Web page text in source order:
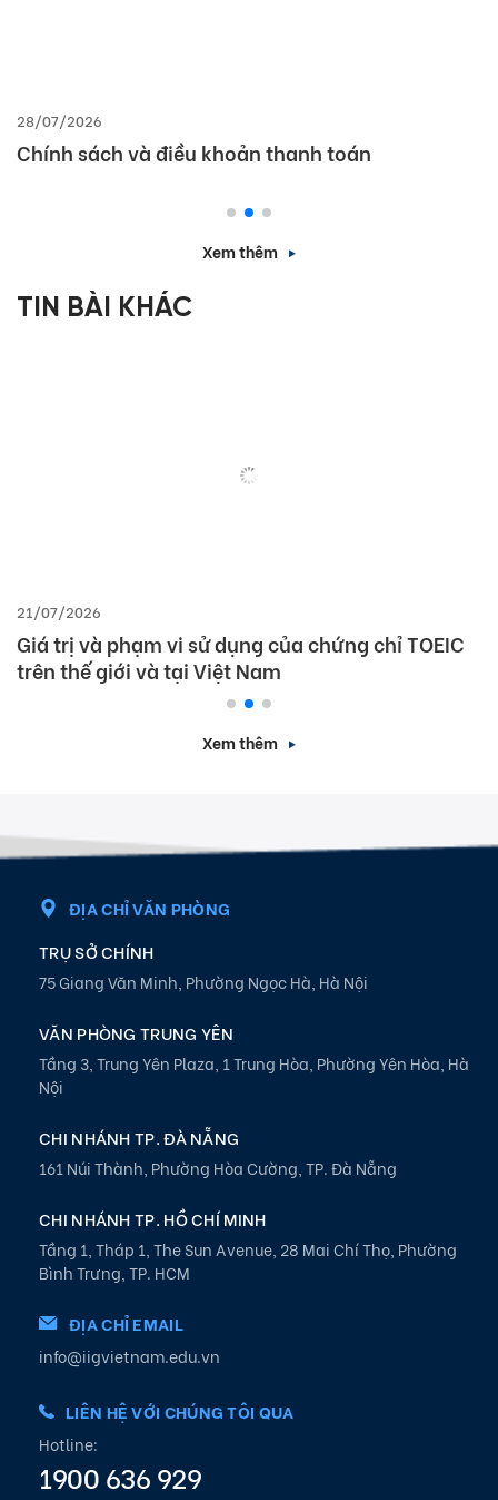
28/07/2026
Chính sách và điều khoản thanh toán
Xem thêm
TIN BÀI KHÁC
21/07/2026
Giá trị và phạm vi sử dụng của chứng chỉ TOEIC
trên thế giới và tại Việt Nam
Xem thêm
ĐỊA CHỈ VĂN PHÒNG
TRỤ SỞ CHÍNH
75 Giang Văn Minh, Phường Ngọc Hà, Hà Nội
VĂN PHÒNG TRUNG YÊN
Tầng 3, Trung Yên Plaza, 1 Trung Hòa, Phường Yên Hòa, Hà
Nội
CHI NHÁNH TP. ĐÀ NẴNG
161 Núi Thành, Phường Hòa Cường, TP. Đà Nẵng
CHI NHÁNH TP. HỒ CHÍ MINH
Tầng 1, Tháp 1, The Sun Avenue, 28 Mai Chí Thọ, Phường
Bình Trưng, TP. HCM
ĐỊA CHỈ EMAIL
info@iigvietnam.edu.vn
LIÊN HỆ VỚI CHÚNG TÔI QUA
Hotline:
1900 636 929